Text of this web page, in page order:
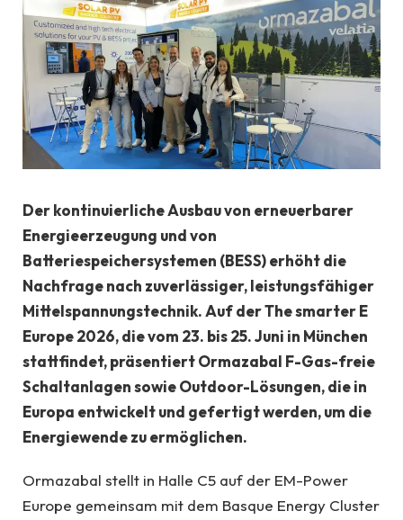
Der kontinuierliche Ausbau von erneuerbarer
Energieerzeugung und von
Batteriespeichersystemen (BESS) erhöht die
Nachfrage nach zuverlässiger, leistungsfähiger
Mittelspannungstechnik. Auf der The smarter E
Europe 2026, die vom 23. bis 25. Juni in München
stattfindet, präsentiert Ormazabal F-Gas-freie
Schaltanlagen sowie Outdoor-Lösungen, die in
Europa entwickelt und gefertigt werden, um die
Energiewende zu ermöglichen.
Ormazabal stellt in Halle C5 auf der EM-Power
Europe gemeinsam mit dem Basque Energy Cluster